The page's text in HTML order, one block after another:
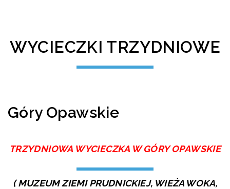
WYCIECZKI TRZYDNIOWE
Góry Opawskie
TRZYDNIOWA WYCIECZKA W GÓRY OPAWSKIE
( MUZEUM ZIEMI PRUDNICKIEJ, WIEŻA WOKA,